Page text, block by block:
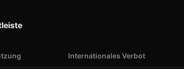
Internationales Verbot